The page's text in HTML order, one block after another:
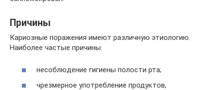
Причины
Кариозные поражения имеют различную этиологию.
Наиболее частые причины:
несоблюдение гигиены полости рта;
чрезмерное употребление продуктов,